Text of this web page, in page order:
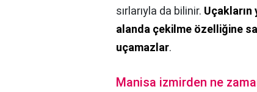
sırlarıyla da bilinir. Uçakların
alanda çekilme özelliğine
uçamazlar.
Manisa izmirden ne